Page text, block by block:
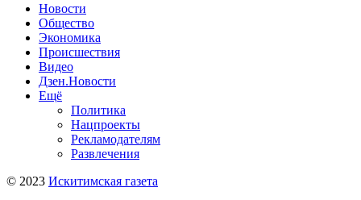
Новости
Общество
Экономика
Происшествия
Видео
Дзен.Новости
Ещё
Политика
Нацпроекты
Рекламодателям
Развлечения
© 2023 Искитимская газета